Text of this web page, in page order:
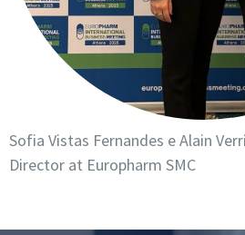
Sofia Vistas Fernandes e Alain
Director at Europharm SMC